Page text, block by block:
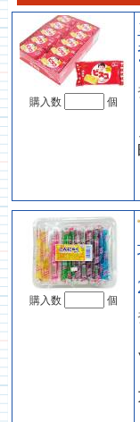
購入数 個
購入数 個